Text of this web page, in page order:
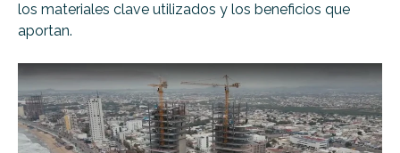
los materiales clave utilizados y los beneficios que
aportan.